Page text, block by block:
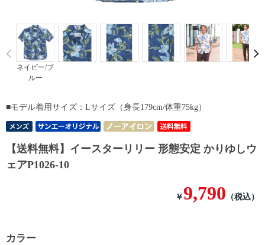
ネイビー/ブ
ルー
Prev
【送料無料】イースターリリー 形態安定 かりゆしウ
ェアP1026-10
￥9,790 （税込）
カラー
■モデル着用サイズ：Lサイズ（身長179cm/体重75kg）